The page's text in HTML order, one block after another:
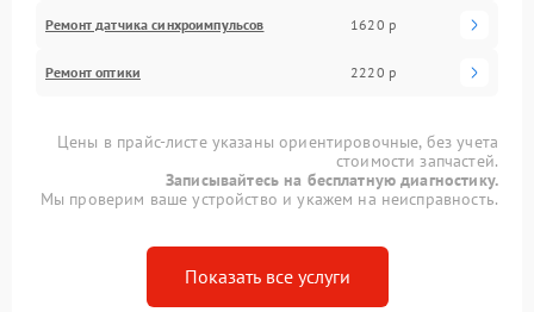
Ремонт датчика синхроимпульсов 1620 р
Ремонт оптики 2220 р
Цены в прайс-листе указаны ориентировочные, без учета
стоимости запчастей.
Записывайтесь на бесплатную диагностику.
Мы проверим ваше устройство и укажем на неисправность.
Показать все услуги